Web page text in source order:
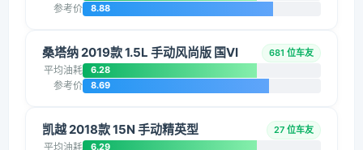
参考价 8.88
桑塔纳 2019款 1.5L 手动风尚版 国VI 681 位车友
平均油耗 6.28
参考价 8.69
凯越 2018款 15N 手动精英型 27 位车友
平均油耗 6.29